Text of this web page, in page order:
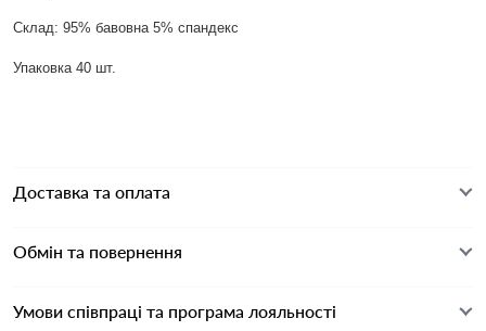
Склад: 95% бавовна 5% спандекс
Упаковка 40 шт.
Доставка та оплата
Обмін та повернення
Умови співпраці та програма лояльності